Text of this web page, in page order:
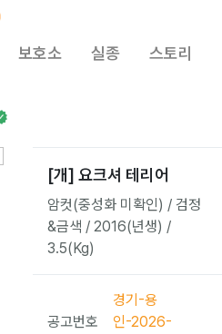
보호소 실종 스토리
[개] 요크셔 테리어
암컷(중성화 미확인) / 검정
&금색 / 2016(년생) /
3.5(Kg)
공고번호
경기-용
인-2026-